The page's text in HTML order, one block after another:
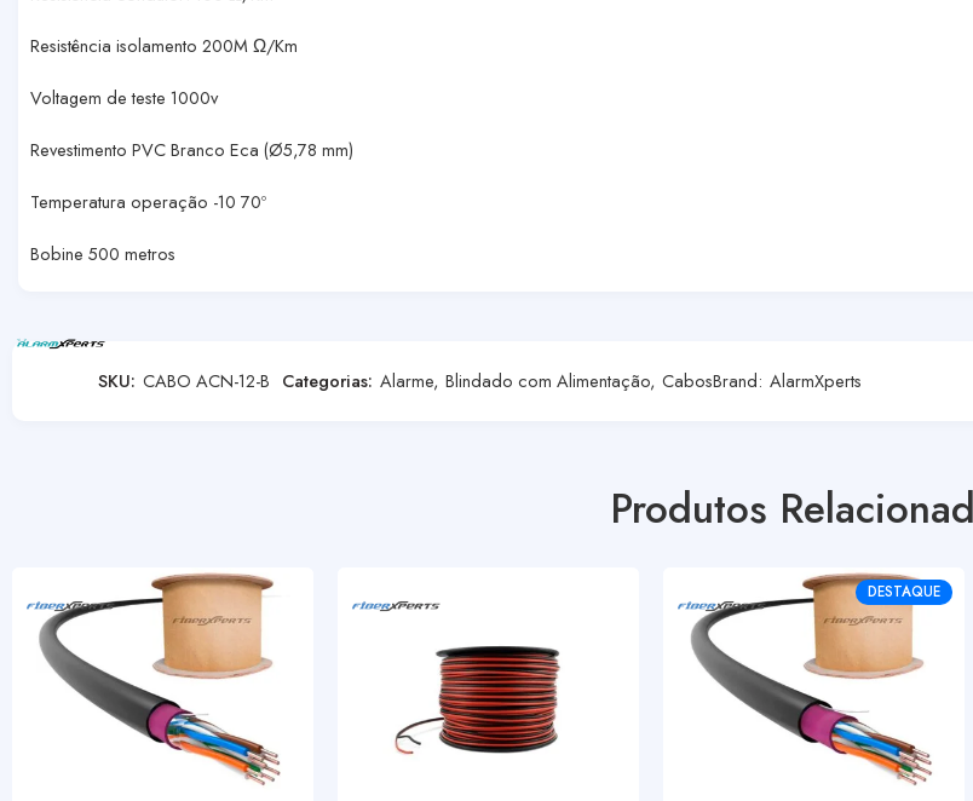
Resistência isolamento 200M Ω/Km
Voltagem de teste 1000v
Revestimento PVC Branco Eca (Ø5,78 mm)
Temperatura operação -10 70º
Bobine 500 metros
SKU: CABO ACN-12-B Categorias: Alarme, Blindado com Alimentação, CabosBrand: AlarmXperts
Produtos
DESTAQUE